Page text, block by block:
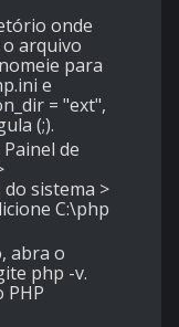
onde
arquivo
para
e
= "ext",
(;).
de
sistema >
C:\php
abra o
php -v.
PHP